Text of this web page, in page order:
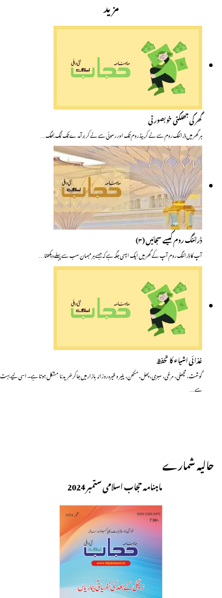
مزید
گھر کی جھلکتی خوبصورتی
ہر گھر میں ڈرائنگ روم سے لے کر بیڈ روم تک اور رسوئی سے لے کر برآمدے تک لگ بھگ…
ڈرائنگ روم کیسے سجائیں (۳)
آپ کا ڈرائنگ روم آپ کے گھر میں ایک ایسی جگہ ہے کہ جسے ہر مہمان سب سے پہلے دیکھتا…
غذائی اشیاء کا تحفظ
گوشت، مچھلی، مرغی، سبزی، پھل، مکھن، پنیر وغیرہ روزانہ بازار میں جاکر خریدنا مشکل ہوتا ہے۔ اسی لیے بہت
سے…
حالیہ شمارے
ماہنامہ حجاب اسلامی ستمبر 2024